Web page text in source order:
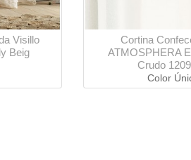
Visillo
Beig
Cortina
ATMOSPHERA
Crudo
Color